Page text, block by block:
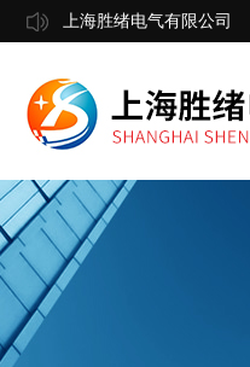
上海胜绪电气有限公司